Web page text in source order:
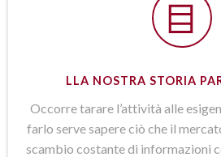
LLA NOSTRA STORIA
Occorre tarare l’attività alle
farlo serve sapere ciò che il
scambio costante di informazioni